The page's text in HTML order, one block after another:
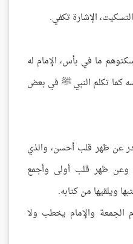
الإشارة تكفي.
ما في بأس، الإمام له
كما تكلم النبي ﷺ في بعض
عن ظهر قلب أحسن، والذي
وعن ظهر قلب أولى وأجمع
ويلقيها من كتابه.
والإمام يخطب ولا